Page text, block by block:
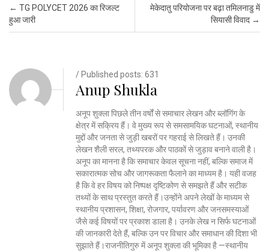
Post navigation
← TG POLYCET 2026 का रिजल्ट
हुआ जारी
मेकेदातु परियोजना पर बढ़ा तमिलनाडु में
सियासी विवाद →
/ Published posts: 631
Anup Shukla
अनूप शुक्ला पिछले तीन वर्षों से समाचार लेखन और ब्लॉगिंग के
क्षेत्र में सक्रिय हैं। वे मुख्य रूप से समसामयिक घटनाओं, स्थानीय
मुद्दों और जनता से जुड़ी खबरों पर गहराई से लिखते हैं। उनकी
लेखन शैली सरल, तथ्यपरक और पाठकों से जुड़ाव बनाने वाली है।
अनूप का मानना है कि समाचार केवल सूचना नहीं, बल्कि समाज में
सकारात्मक सोच और जागरूकता फैलाने का माध्यम है। यही वजह
है कि वे हर विषय को निष्पक्ष दृष्टिकोण से समझते हैं और सटीक
तथ्यों के साथ प्रस्तुत करते हैं।उन्होंने अपने लेखों के माध्यम से
स्थानीय प्रशासन, शिक्षा, रोजगार, पर्यावरण और जनसमस्याओं
जैसे कई विषयों पर प्रकाश डाला है। उनके लेख न सिर्फ घटनाओं
की जानकारी देते हैं, बल्कि उन पर विचार और समाधान की दिशा भी
सुझाते हैं।राजनीतिगुरु में अनूप शुक्ला की भूमिका है —स्थानीय